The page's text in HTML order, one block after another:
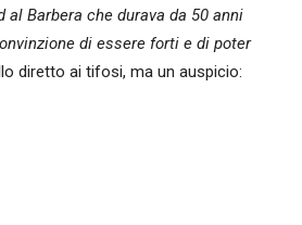
Barbera che durava da 50 anni
di essere forti e di poter
diretto ai tifosi, ma un auspicio: